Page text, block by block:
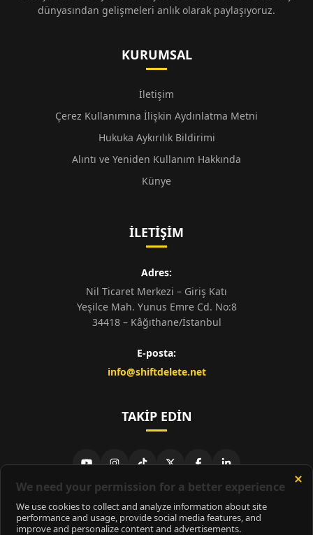
dünyasından gelişmeleri anlık olarak paylaşıyoruz.
KURUMSAL
İletişim
Çerez Kullanımına İlişkin Aydınlatma Metni
Hukuka Aykırılık Bildirimi
Alıntı ve Yeniden Kullanım Hakkında
Künye
İLETIŞIM
Adres:
Nil Ticaret Merkezi – Giriş Katı
Yeşilce Mah. Yunus Emre Cd. No:8
34418 – Kâğıthane/İstanbul
E-posta:
info@shiftdelete.net
TAKIP EDIN